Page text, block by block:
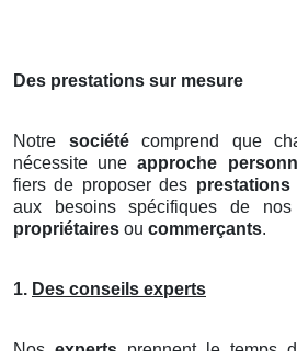
Des prestations sur mesure
Notre sociétécomprend que
nécessite uneapproche
fiers de proposer des prestations
aux besoins spécifiques de nos
propriétaires ou commerçants.
1. Des conseils experts